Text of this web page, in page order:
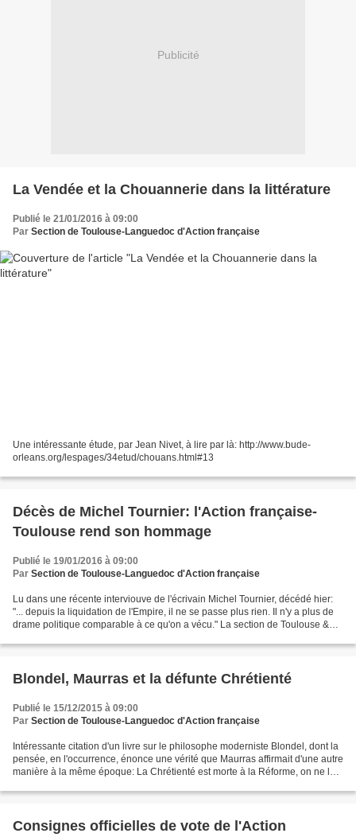
Publicité
La Vendée et la Chouannerie dans la littérature
Publié le 21/01/2016 à 09:00
Par Section de Toulouse-Languedoc d'Action française
Une intéressante étude, par Jean Nivet, à lire par là: http://www.bude-
orleans.org/lespages/34etud/chouans.html#13
Décès de Michel Tournier: l'Action française-
Toulouse rend son hommage
Publié le 19/01/2016 à 09:00
Par Section de Toulouse-Languedoc d'Action française
Lu dans une récente interviouve de l'écrivain Michel Tournier, décédé hier:
"... depuis la liquidation de l'Empire, il ne se passe plus rien. Il n'y a plus de
drame politique comparable à ce qu'on a vécu." La section de Toulouse &
Blondel, Maurras et la défunte Chrétienté
Publié le 15/12/2015 à 09:00
Par Section de Toulouse-Languedoc d'Action française
Intéressante citation d'un livre sur le philosophe moderniste Blondel, dont la
pensée, en l'occurrence, énonce une vérité que Maurras affirmait d'une autre
manière à la même époque: La Chrétienté est morte à la Réforme, on ne la
Consignes officielles de vote de l'Action